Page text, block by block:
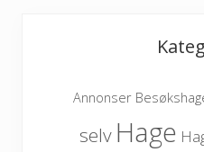
Annonser
selv Hage